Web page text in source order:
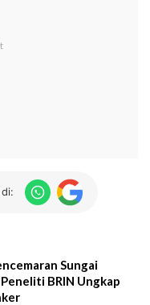
Sungai
BRIN Ungkap